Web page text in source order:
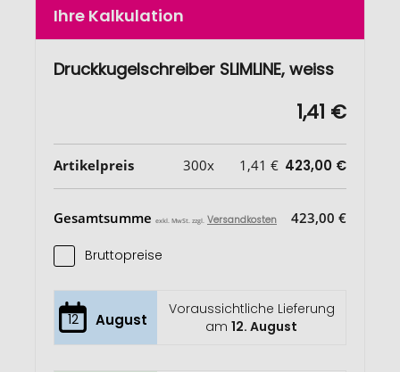
Ihre Kalkulation
Druckkugelschreiber SLIMLINE, weiss
1,41 €
Artikelpreis 300x 1,41 € 423,00 €
Gesamtsumme exkl. MwSt. zzgl. Versandkosten 423,00 €
Bruttopreise
12 August
Voraussichtliche Lieferung
am12. August